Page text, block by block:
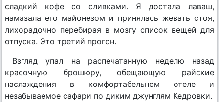
сладкий кофе со сливками. Я достала лаваш,
намазала его майонезом и принялась жевать стоя,
лихорадочно перебирая в мозгу список вещей для
отпуска. Это третий прогон.
Взгляд упал на распечатанную неделю назад
красочную брошюру, обещающую райские
наслаждения в комфортабельном отеле и
незабываемое сафари по диким джунглям Кедровки.